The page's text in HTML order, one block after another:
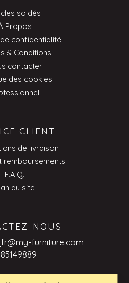
soldés
Propos
confidentialité
& Conditions
contacter
des cookies
CLIENT
de livraison
remboursements
F.A.Q.
du site
NOUS
furniture.com